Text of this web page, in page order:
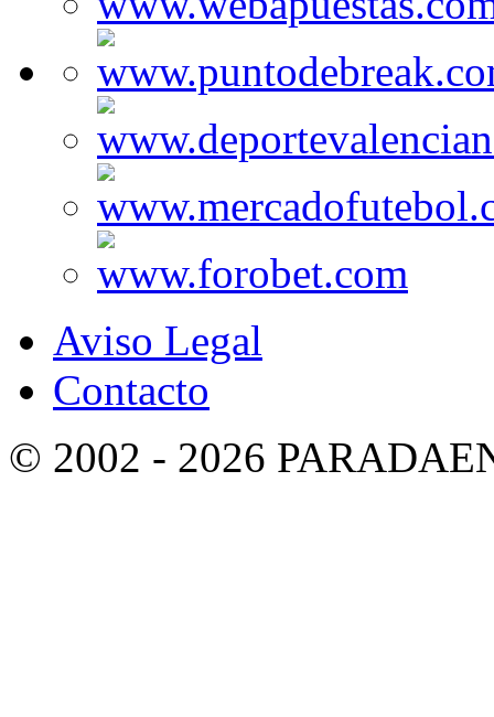
Aviso Legal
Contacto
© 2002 - 2026